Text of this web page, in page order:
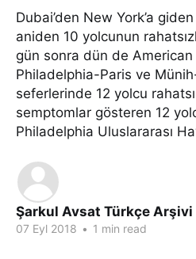
Dubai’den New York’a
aniden 10 yolcunun
gün sonra dün de American
Philadelphia-Paris ve
seferlerinde 12 yolcu
semptomlar gösteren 12
Philadelphia Uluslararası
Şarkul Avsat Türkçe Arşivi
07 Eyl 2018 • 1 min read